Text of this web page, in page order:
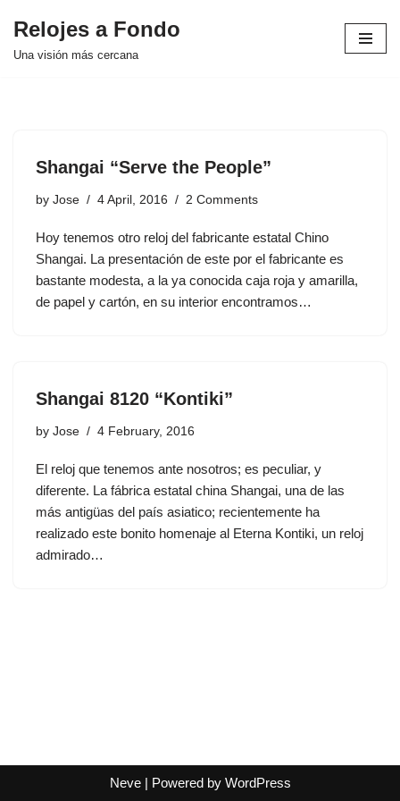
Skip
Relojes a Fondo
Una visión más cercana
Shangai “Serve the People”
by Jose 4 April, 2016 2 Comments
Hoy tenemos otro reloj del fabricante estatal Chino
Shangai. La presentación de este por el fabricante es
bastante modesta, a la ya conocida caja roja y amarilla,
de papel y cartón, en su interior encontramos…
Shangai 8120 “Kontiki”
by Jose 4 February, 2016
El reloj que tenemos ante nosotros; es peculiar, y
diferente. La fábrica estatal china Shangai, una de las
más antigüas del país asiatico; recientemente ha
realizado este bonito homenaje al Eterna Kontiki, un reloj
admirado…
Neve| Powered by WordPress